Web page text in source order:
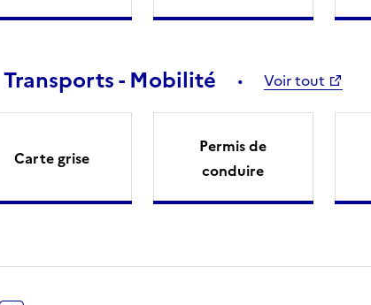
Transports - Mobilité Voir tout
Carte grise
Permis de
conduire